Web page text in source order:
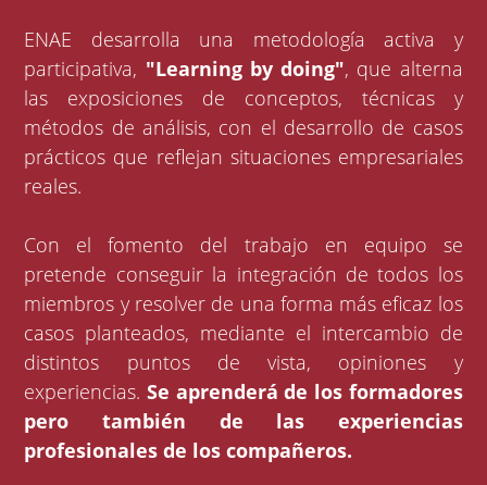
ENAE desarrolla una metodología activa y
participativa, "Learning by doing", que alterna
las exposiciones de conceptos, técnicas y
métodos de análisis, con el desarrollo de casos
prácticos que reflejan situaciones empresariales
reales.
Con el fomento del trabajo en equipo se
pretende conseguir la integración de todos los
miembros y resolver de una forma más eficaz los
casos planteados, mediante el intercambio de
distintos puntos de vista, opiniones y
experiencias.Se aprenderá de los formadores
pero también de las experiencias
profesionales de los compañeros.